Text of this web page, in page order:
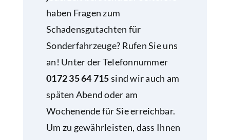
haben Fragen zum
Schadensgutachten für
Sonderfahrzeuge? Rufen Sie uns
an! Unter der Telefonnummer
0172 35 64 715sind wir auch am
späten Abend oder am
Wochenende für Sie erreichbar.
Um zu gewährleisten, dass Ihnen